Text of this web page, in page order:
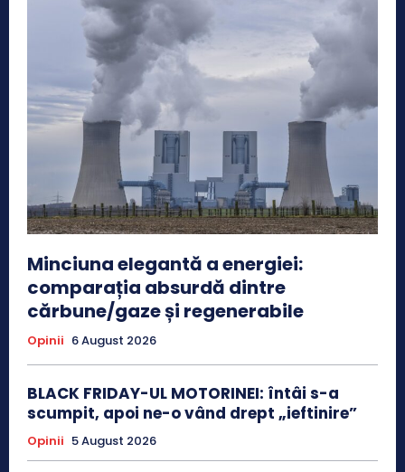
Minciuna elegantă a energiei:
comparația absurdă dintre
cărbune/gaze și regenerabile
Opinii 6 August 2026
BLACK FRIDAY-UL MOTORINEI: întâi s-a
scumpit, apoi ne-o vând drept „ieftinire”
Opinii 5 August 2026